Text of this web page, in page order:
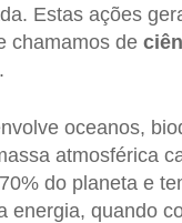
Estas ações
chamamos de
oceanos,
atmosférica
do planeta e
energia, quando